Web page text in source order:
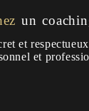
un
et
et